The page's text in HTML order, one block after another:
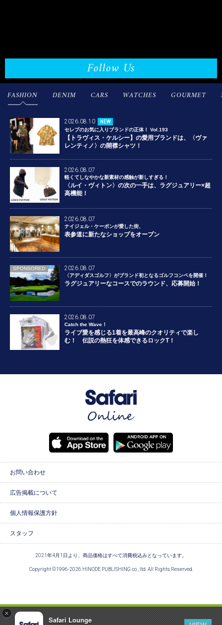
×
Safari Lounge
Follow Us
FASHION DENIM CARS WATCHES GOURMET
2026.08.10
NEW
セレブのお気に入りブランドの正体！ Vol.193
【トラヴィス・ケルシー】の愛用ブランドは、〈ヴァ
レンティノ〉の開襟シャツ！
2026.08.07
軽くてしなやかな新素材の感触が新しすぎる！
〈ルイ・ヴィトン〉の次の一手は、ラグジュアリー×超
高機能！
2026.08.07
ナイジェル・ケーボンが愛した街、
表参道に新たなショップをオープン
SPONSORED 2026.08.07
〈アディダスゴルフ〉がブランド初となるゴルフコンペを開催！
ラグジュアリーなコースでのラウンド、応募開始！
2026.08.07
Catch the Wave！
ライブ愛を感じる1着を最高峰のクオリティで楽し
む！ 伝説の熱狂を体感できるロックT！
お問い合わせ
広告掲載について
個人情報保護方針
スタッフ
2021年4月1日より、商品価格はすべて消費税込みとなっています。
Copyright ©1996-2026 HINODE PUBLISHING co., ltd. All Rights Reserved.